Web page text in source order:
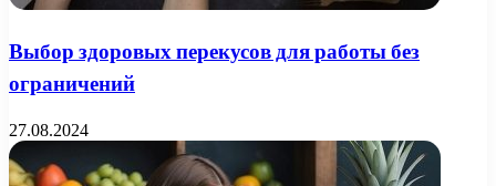
Выбор здоровых перекусов для работы без
ограничений
27.08.2024